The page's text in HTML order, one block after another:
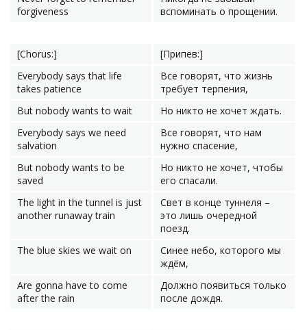
forgiveness
вспоминать о прощении.
[Chorus:]
[Припев:]
Everybody says that life
takes patience
Все говорят, что жизнь
требует терпения,
But nobody wants to wait
Но никто не хочет ждать.
Everybody says we need
salvation
Все говорят, что нам
нужно спасение,
But nobody wants to be
saved
Но никто не хочет, чтобы
его спасали.
The light in the tunnel is just
another runaway train
Свет в конце туннеля –
это лишь очередной
поезд.
The blue skies we wait on
Синее небо, которого мы
ждём,
Are gonna have to come
after the rain
Должно появиться только
после дождя.